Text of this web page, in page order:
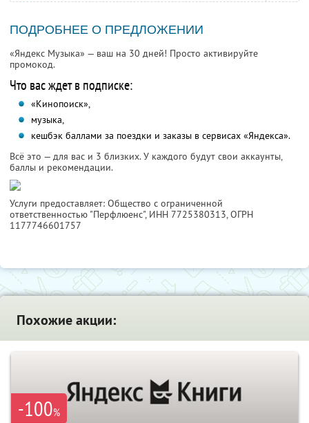
ПОДРОБНЕЕ О ПРЕДЛОЖЕНИИ
«Яндекс Музыка» — ваш на 30 дней! Просто активируйте
промокод.
Что вас ждет в подписке:
«Кинопоиск»,
музыка,
кешбэк баллами за поездки и заказы в сервисах «Яндекса».
Всё это — для вас и 3 близких. У каждого будут свои аккаунты,
баллы и рекомендации.
Услуги предоставляет: Общество с ограниченной
ответственностью "Перфлюенс", ИНН 7725380313, ОГРН
1177746601757
Похожие акции:
-100%